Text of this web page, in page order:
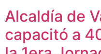
Alcaldía de
capacitó a